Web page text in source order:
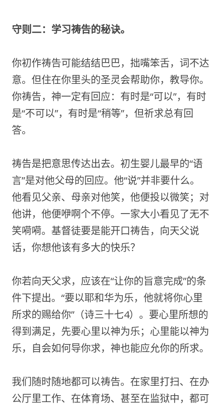
守则二：学习祷告的秘诀。
你初作祷告可能结结巴巴，拙嘴笨舌，词不达
意。但住在你里头的圣灵会帮助你，教导你。
你祷告，神一定有回应：有时是“可以”，有时
是“不可以”，有时是“稍等”，但祈求总有回
答。
祷告是把意思传达出去。初生婴儿最早的“语
言”是对他父母的回应。他“说”并非要什么。
他看见父亲、母亲对他笑，他便投以微笑；对
他讲，他便咿啊个不停。一家大小看见了无不
笑嗬嗬。基督徒要是能开口祷告，向天父说
话，你想他该有多大的快乐？
你若向天父求，应该在“让你的旨意完成”的条
件下提出。“要以耶和华为乐，他就将你心里
所求的赐给你”（诗三十七4）。要心里所想的
得到满足，先要心里以神为乐；心里能以神为
乐，自会如何导你求，神也能应允你的所求。
我们随时随地都可以祷告。在家里打扫、在办
公厅里工作、在体育场、甚至在监狱中，都可